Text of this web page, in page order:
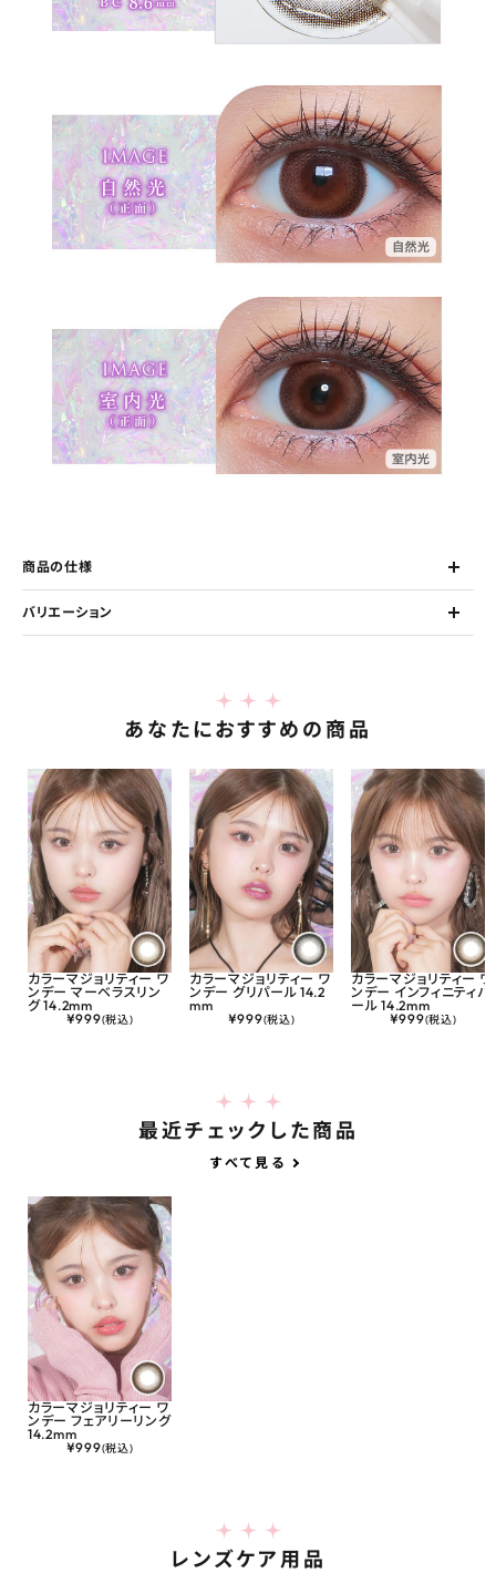
商品の仕様
バリエーション
あなたにおすすめの商品
カラーマジョリティー ワ
ンデー マーベラスリン
グ 14.2mm
¥999(税込)
カラーマジョリティー ワ
ンデー グリパール 14.2
mm
¥999(税込)
カラーマジョリティー ワ
ンデー インフィニティパ
ール 14.2mm
¥999(税込)
最近チェックした商品
すべて見る
カラーマジョリティー ワ
ンデー フェアリーリング
14.2mm
¥999(税込)
レンズケア用品